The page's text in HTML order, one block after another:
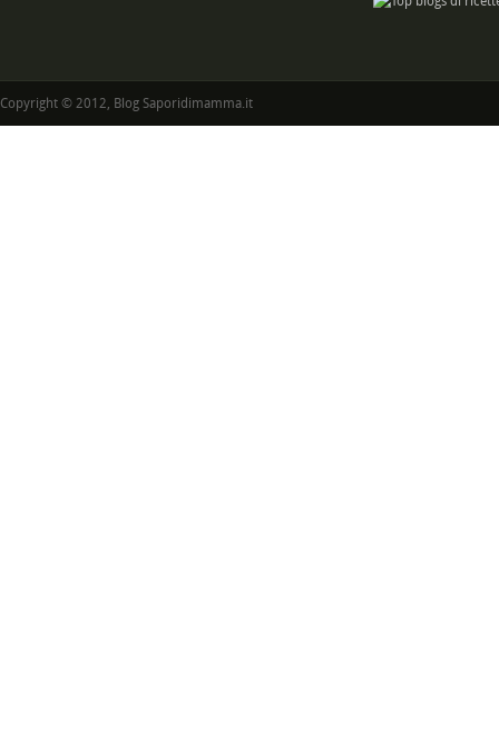
Copyright © 2012, Blog Saporidimamma.it